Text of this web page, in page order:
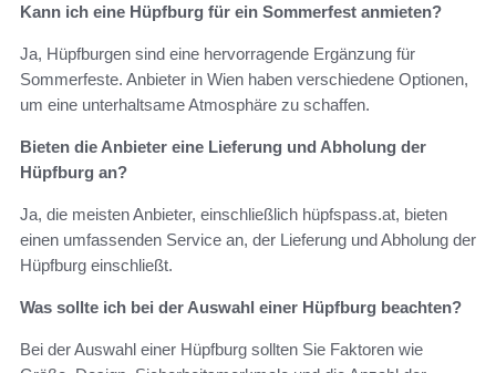
Kann ich eine Hüpfburg für ein Sommerfest anmieten?
Ja, Hüpfburgen sind eine hervorragende Ergänzung für
Sommerfeste. Anbieter in Wien haben verschiedene Optionen,
um eine unterhaltsame Atmosphäre zu schaffen.
Bieten die Anbieter eine Lieferung und Abholung der
Hüpfburg an?
Ja, die meisten Anbieter, einschließlich hüpfspass.at, bieten
einen umfassenden Service an, der Lieferung und Abholung der
Hüpfburg einschließt.
Was sollte ich bei der Auswahl einer Hüpfburg beachten?
Bei der Auswahl einer Hüpfburg sollten Sie Faktoren wie